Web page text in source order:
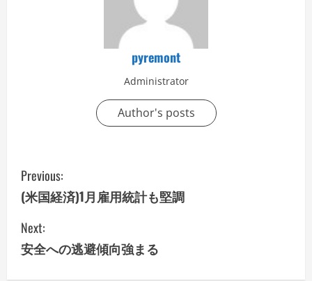
pyremont
Administrator
Author's posts
C
o
n
t
Previous:
(米国経済)1月雇用統計も堅調
Next:
安全への逃避傾向強まる